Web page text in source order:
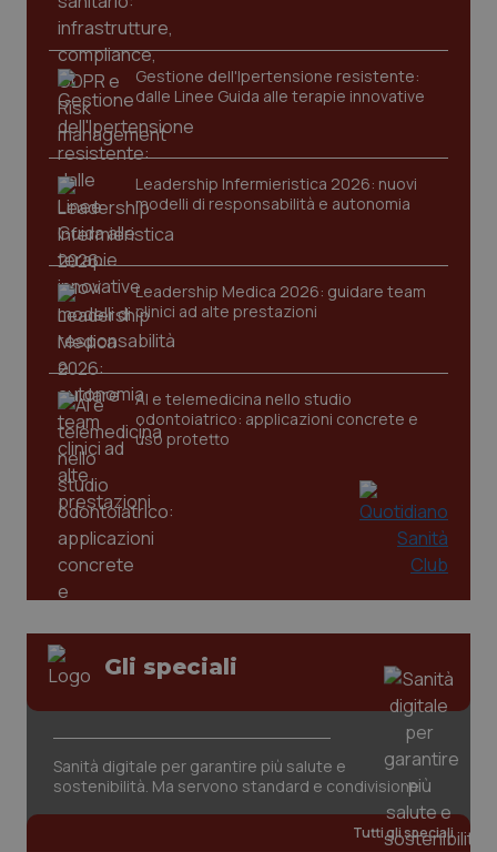
Gestione dell'Ipertensione resistente:
dalle Linee Guida alle terapie innovative
Leadership Infermieristica 2026: nuovi
modelli di responsabilità e autonomia
Leadership Medica 2026: guidare team
clinici ad alte prestazioni
AI e telemedicina nello studio
odontoiatrico: applicazioni concrete e
uso protetto
Gli speciali
Sanità digitale per garantire più salute e
sostenibilità. Ma servono standard e condivisione
Tutti gli speciali
CookieScriptConsent
www.quotidianosanita.it
tracking-sites-ironfish-
tracking-enable
session-id
.quotidianosanita.it
mese